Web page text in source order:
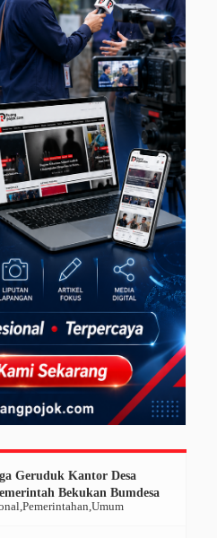
Pemerintahan Umum
Geruduk Kantor Desa
Bekukan Bumdesa